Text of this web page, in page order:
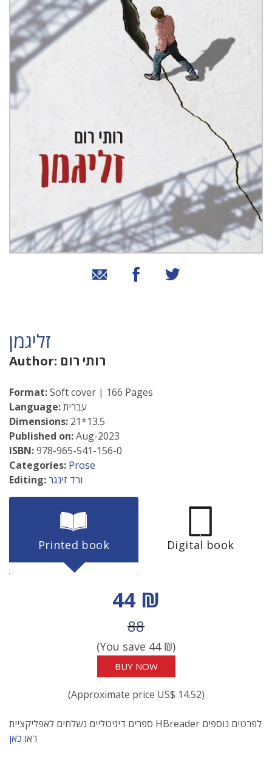
שיתוף באמצעות אימייל
שיתוף בפייסבוק
זליגמן
Author: רותי רום
Format:Soft cover | 166 Pages
Language:עברית
Dimensions: 21*13.5
Published on:Aug-2023
ISBN:978-965-541-156-0
Categories: Prose
Editing:ורד זינגר
Printed book Digital book
Discount price
44 ₪
Price before discount
88
(You save 44₪)
BUY NOW
(Approximate price US$ 14.52)
ספרים דיגיטליים נשלחים לאפליקציית HBreader לפרטים נוספים
ראו כאן